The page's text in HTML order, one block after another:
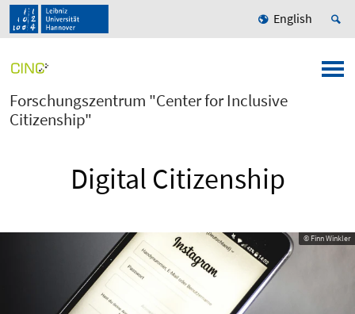
English
Forschungszentrum "Center for Inclusive
Citizenship"
Digital Citizenship
© Finn Winkler